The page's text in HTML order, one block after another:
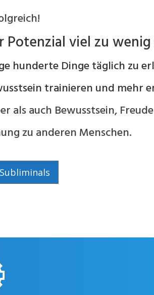
viel zu wenig
hunderte Dinge täglich zu
trainieren und mehr
auch Bewusstsein,
zu anderen Menschen.